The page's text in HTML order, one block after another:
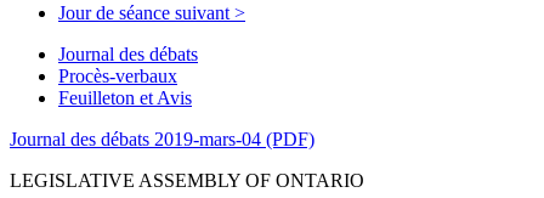
Jour de séance suivant >
Journal des débats
Procès-verbaux
Feuilleton et Avis
Journal des débats 2019-mars-04 (PDF)
LEGISLATIVE ASSEMBLY OF ONTARIO